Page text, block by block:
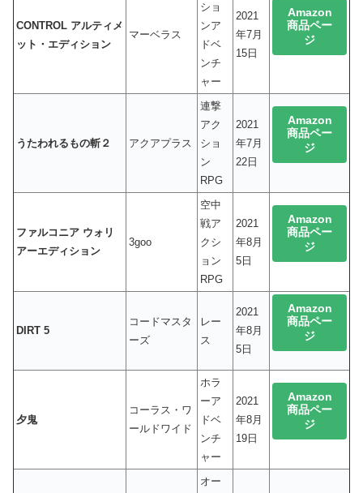
CONTROL アルティメ
ット・エディション
マーベラス
ショ
ンア
ドベ
ンチ
ャー
2021
年7月
15日
Amazon
商品ペー
ジ
うたわれるもの斬２ アクアプラス
連撃
アク
ショ
ン
RPG
2021
年7月
22日
Amazon
商品ペー
ジ
ファルコニア ウォリ
アーエディション
3goo
空中
戦ア
クシ
ョン
RPG
2021
年8月
5日
Amazon
商品ペー
ジ
DIRT 5
コードマスタ
ーズ
レー
ス
2021
年8月
5日
Amazon
商品ペー
ジ
夕鬼
コーラス・ワ
ールドワイド
ホラ
ーア
ドベ
ンチ
ャー
2021
年8月
19日
Amazon
商品ペー
ジ
オー